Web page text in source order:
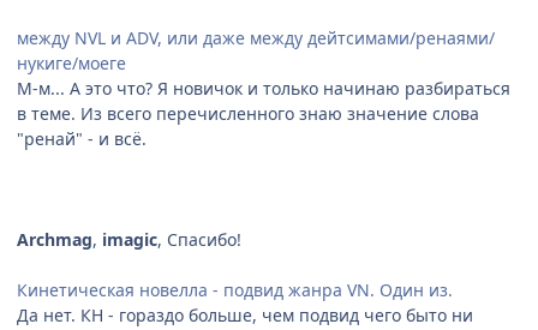
между NVL и ADV, или даже между дейтсимами/ренаями/
нукиге/моеге
М-м... А это что? Я новичок и только начинаю разбираться
в теме. Из всего перечисленного знаю значение слова
"ренай" - и всё.
Archmag, imagic, Спасибо!
Кинетическая новелла - подвид жанра VN. Один из.
Да нет. КН - гораздо больше, чем подвид чего быто ни